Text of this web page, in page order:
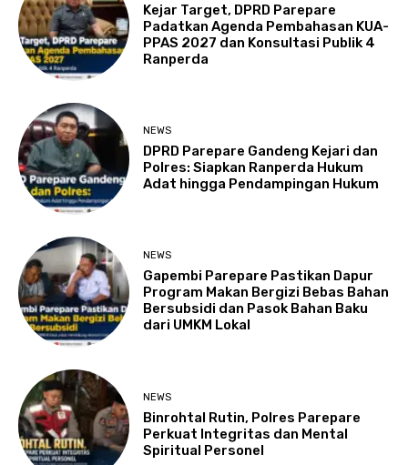
Kejar Target, DPRD Parepare
Padatkan Agenda Pembahasan KUA-
PPAS 2027 dan Konsultasi Publik 4
Ranperda
NEWS
DPRD Parepare Gandeng Kejari dan
Polres: Siapkan Ranperda Hukum
Adat hingga Pendampingan Hukum
NEWS
Gapembi Parepare Pastikan Dapur
Program Makan Bergizi Bebas Bahan
Bersubsidi dan Pasok Bahan Baku
dari UMKM Lokal
NEWS
Binrohtal Rutin, Polres Parepare
Perkuat Integritas dan Mental
Spiritual Personel